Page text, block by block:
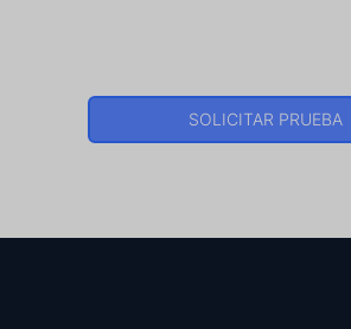
SOLICITAR PRUEBA